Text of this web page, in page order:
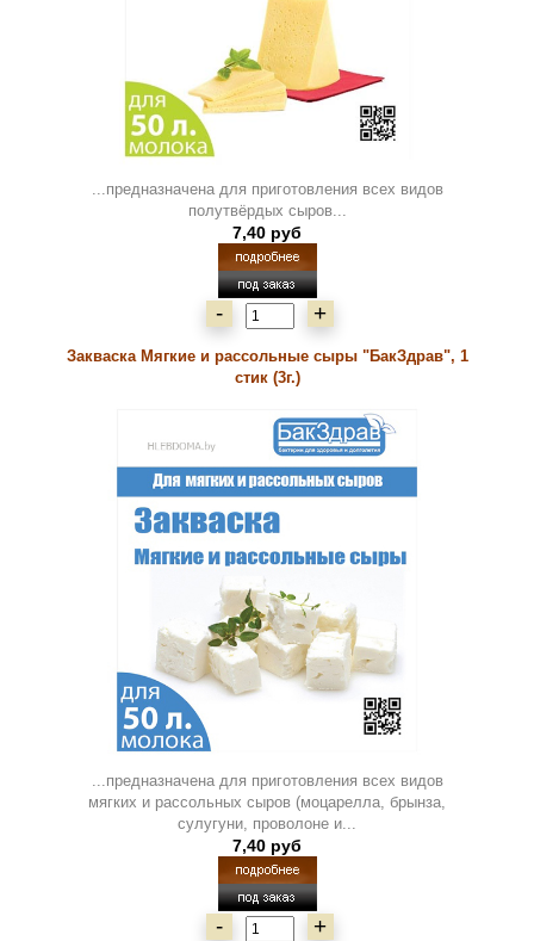
...предназначена для приготовления всех видов
полутвёрдых сыров...
7,40 руб
- +
Закваска Мягкие и рассольные сыры "БакЗдрав", 1
стик (3г.)
...предназначена для приготовления всех видов
мягких и рассольных сыров (моцарелла, брынза,
сулугуни, проволоне и...
7,40 руб
- +